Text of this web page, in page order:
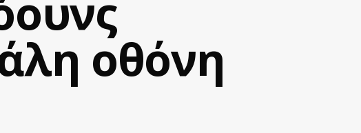
οθόνη